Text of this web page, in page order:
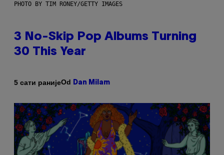
PHOTO BY TIM RONEY/GETTY IMAGES
3 No-Skip Pop Albums Turning
30 This Year
5 сати ранијеOd Dan Milam